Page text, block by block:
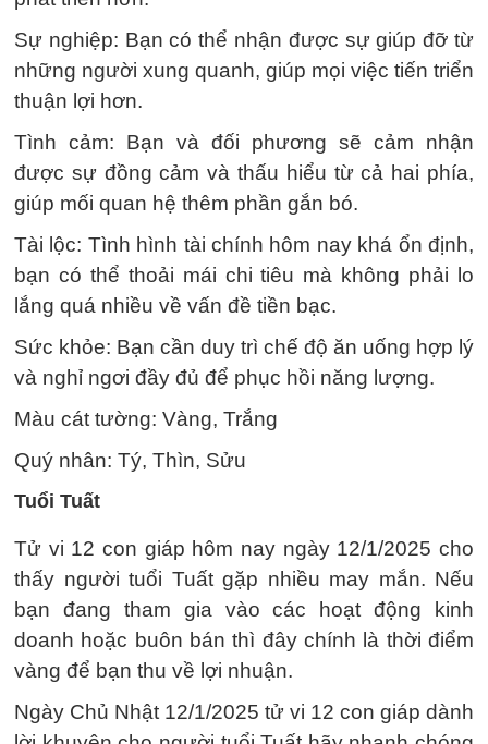
Sự nghiệp: Bạn có thể nhận được sự giúp đỡ từ
những người xung quanh, giúp mọi việc tiến triển
thuận lợi hơn.
Tình cảm: Bạn và đối phương sẽ cảm nhận
được sự đồng cảm và thấu hiểu từ cả hai phía,
giúp mối quan hệ thêm phần gắn bó.
Tài lộc: Tình hình tài chính hôm nay khá ổn định,
bạn có thể thoải mái chi tiêu mà không phải lo
lắng quá nhiều về vấn đề tiền bạc.
Sức khỏe: Bạn cần duy trì chế độ ăn uống hợp lý
và nghỉ ngơi đầy đủ để phục hồi năng lượng.
Màu cát tường: Vàng, Trắng
Quý nhân: Tý, Thìn, Sửu
Tuổi Tuất
Tử vi 12 con giáp hôm nay ngày 12/1/2025 cho
thấy người tuổi Tuất gặp nhiều may mắn. Nếu
bạn đang tham gia vào các hoạt động kinh
doanh hoặc buôn bán thì đây chính là thời điểm
vàng để bạn thu về lợi nhuận.
Ngày Chủ Nhật 12/1/2025 tử vi 12 con giáp dành